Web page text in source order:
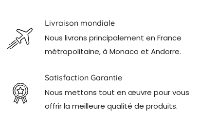
Livraison mondiale
Nous livrons principalement en France
métropolitaine, à Monaco et Andorre.
Satisfaction Garantie
Nous mettons tout en œuvre pour vous
offrir la meilleure qualité de produits.